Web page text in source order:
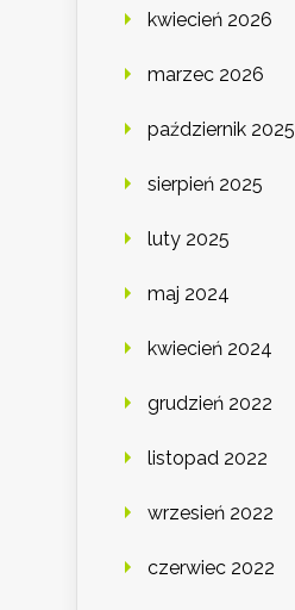
kwiecień 2026
marzec 2026
październik 2025
sierpień 2025
luty 2025
maj 2024
kwiecień 2024
grudzień 2022
listopad 2022
wrzesień 2022
czerwiec 2022